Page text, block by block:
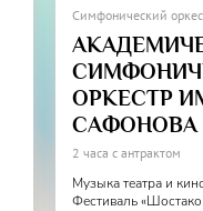
Симфонический
ОРКЕСТР
САФОНОВА
2 часа с антрактом
Музыка театра и
Фестиваль